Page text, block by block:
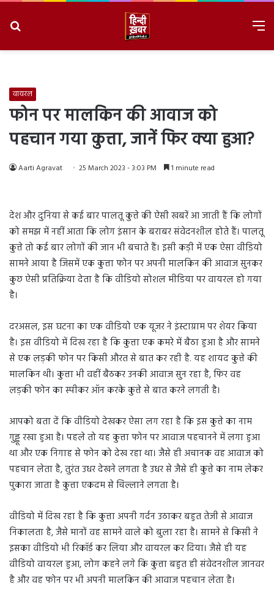
वायरल
फोन पर मालकिन की आवाज को
पहचान गया कुत्ता, जानें फिर क्या हुआ?
Aarti Agravat 25 March 2023 - 3:03 PM 1 minute read
देश और दुनिया से कई बार पालतू कुत्ते की ऐसी खबरें आ जाती हैं कि लोगों
को समझ में नहीं आता कि लोग इंसान के बराबर संवेदनशील होते हैं। पालतू
कुत्ते तो कई बार लोगों की जान भी बचाते हैं। इसी कड़ी में एक ऐसा वीडियो
सामने आया है जिसमें एक कुत्ता फोन पर अपनी मालकिन की आवाज सुनकर
कुछ ऐसी प्रतिक्रिया देता है कि वीडियो सोशल मीडिया पर वायरल हो गया
है।
दरअसल, इस घटना का एक वीडियो एक यूजर ने इंस्टाग्राम पर शेयर किया
है। इस वीडियो में दिख रहा है कि कुत्ता एक कमरे में बैठा हुआ है और सामने
से एक लड़की फोन पर किसी औरत से बात कर रही है. यह शायद कुत्ते की
मालकिन थी। कुत्ता भी वहीं बैठकर उनकी आवाज सुन रहा है, फिर वह
लड़की फोन का स्पीकर ऑन करके कुत्ते से बात करने लगती है।
आपको बता दें कि वीडियो देखकर ऐसा लग रहा है कि इस कुत्ते का नाम
गुड्डू रखा हुआ है। पहले तो यह कुत्ता फोन पर आवाज पहचानने में लगा हुआ
था और एक निगाह से फोन को देख रहा था। जैसे ही अचानक वह आवाज को
पहचान लेता है, तुरंत उधर देखने लगता है उधर से जैसे ही कुत्ते का नाम लेकर
पुकारा जाता है कुत्ता एकदम से चिल्लाने लगता है।
वीडियो में दिख रहा है कि कुत्ता अपनी गर्दन उठाकर बहुत तेजी से आवाज
निकालता है, जैसे मानों वह सामने वाले को बुला रहा है। सामने से किसी ने
इसका वीडियो भी रिकॉर्ड कर लिया और वायरल कर दिया। जैसे ही यह
वीडियो वायरल हुआ, लोग कहने लगे कि कुत्ता बहुत ही संवेदनशील जानवर
है और वह फोन पर भी अपनी मालकिन की आवाज पहचान लेता है।